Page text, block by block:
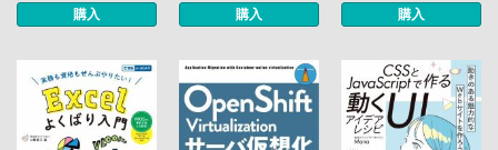
購入 購入 購入